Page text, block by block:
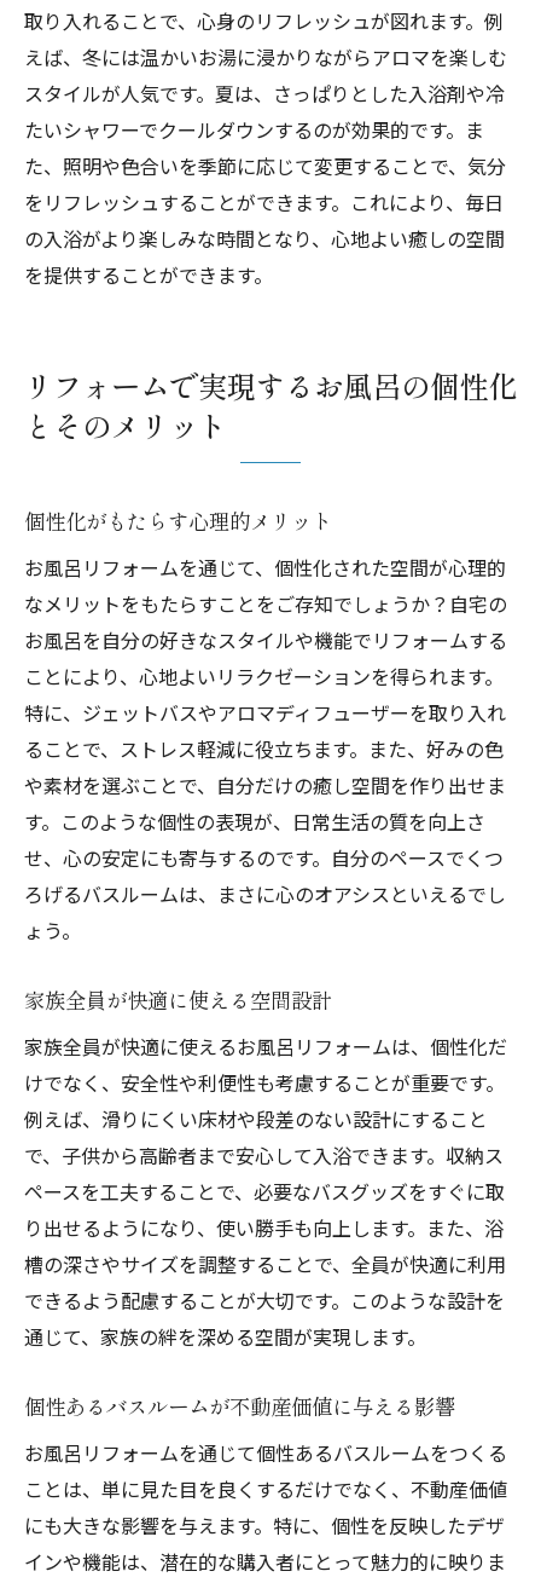
取り入れることで、心身のリフレッシュが図れます。例
えば、冬には温かいお湯に浸かりながらアロマを楽しむ
スタイルが人気です。夏は、さっぱりとした入浴剤や冷
たいシャワーでクールダウンするのが効果的です。ま
た、照明や色合いを季節に応じて変更することで、気分
をリフレッシュすることができます。これにより、毎日
の入浴がより楽しみな時間となり、心地よい癒しの空間
を提供することができます。
リフォームで実現するお風呂の個性化
とそのメリット
個性化がもたらす心理的メリット
お風呂リフォームを通じて、個性化された空間が心理的
なメリットをもたらすことをご存知でしょうか？自宅の
お風呂を自分の好きなスタイルや機能でリフォームする
ことにより、心地よいリラクゼーションを得られます。
特に、ジェットバスやアロマディフューザーを取り入れ
ることで、ストレス軽減に役立ちます。また、好みの色
や素材を選ぶことで、自分だけの癒し空間を作り出せま
す。このような個性の表現が、日常生活の質を向上さ
せ、心の安定にも寄与するのです。自分のペースでくつ
ろげるバスルームは、まさに心のオアシスといえるでし
ょう。
家族全員が快適に使える空間設計
家族全員が快適に使えるお風呂リフォームは、個性化だ
けでなく、安全性や利便性も考慮することが重要です。
例えば、滑りにくい床材や段差のない設計にすること
で、子供から高齢者まで安心して入浴できます。収納ス
ペースを工夫することで、必要なバスグッズをすぐに取
り出せるようになり、使い勝手も向上します。また、浴
槽の深さやサイズを調整することで、全員が快適に利用
できるよう配慮することが大切です。このような設計を
通じて、家族の絆を深める空間が実現します。
個性あるバスルームが不動産価値に与える影響
お風呂リフォームを通じて個性あるバスルームをつくる
ことは、単に見た目を良くするだけでなく、不動産価値
にも大きな影響を与えます。特に、個性を反映したデザ
インや機能は、潜在的な購入者にとって魅力的に映りま